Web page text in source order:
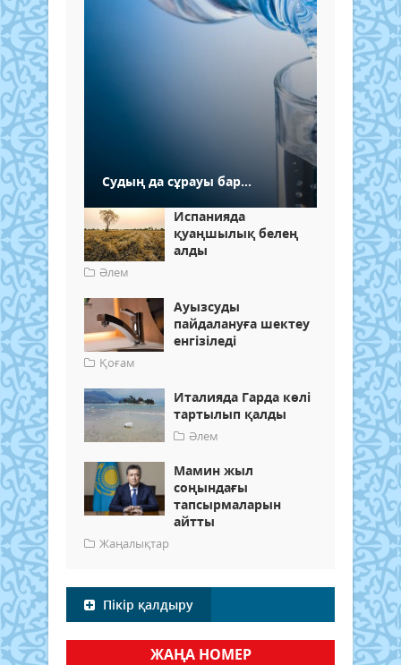
Судың да сұрауы бар...
Испанияда
қуаңшылық белең
алды
Әлем
Ауызсуды
пайдалануға шектеу
енгізіледі
Қоғам
Италияда Гарда көлі
тартылып қалды
Әлем
Мамин жыл
соңындағы
тапсырмаларын
айтты
Жаңалықтар
Пікір қалдыру
ЖАҢА НОМЕР